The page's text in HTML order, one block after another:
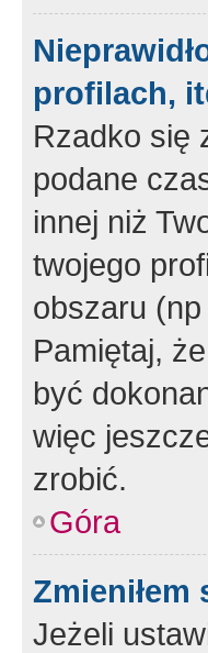
profilach,
Rzadko się
podane
innej niż
twojego
obszaru
Pamiętaj,
być
więc
zrobić.
Góra
Zmieniłem
Jeżeli